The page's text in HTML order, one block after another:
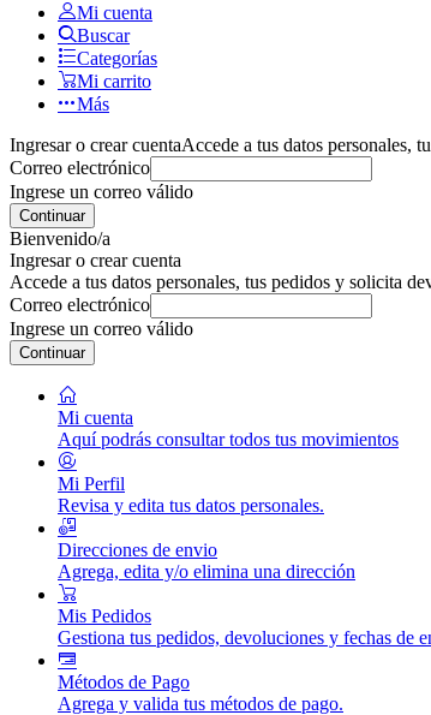
Mi cuenta
Buscar
Categorías
Mi carrito
Más
Ingresar o crear cuentaAccede a tus datos personales,
Correo electrónico
Ingrese un correo válido
Continuar
Bienvenido/a
Ingresar o crear cuenta
Accede a tus datos personales, tus pedidos y solicita
Correo electrónico
Ingrese un correo válido
Continuar
Mi cuenta
Aquí podrás consultar todos tus movimientos
Mi Perfil
Revisa y edita tus datos personales.
Direcciones de envio
Agrega, edita y/o elimina una dirección
Mis Pedidos
Gestiona tus pedidos, devoluciones y fechas de
Métodos de Pago
Agrega y valida tus métodos de pago.